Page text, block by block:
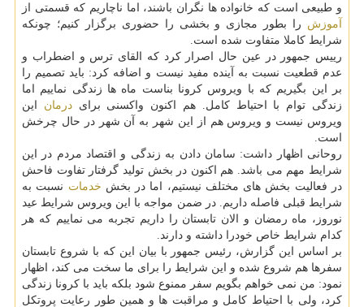
و طبیعی است که خانواده ها نگران باشند، اما ناچاریم که قسمتی از
آموزش را بطور مجازی و بخشی را حضوری برگزار کنیم؛ چونکه
شرایط کاملا متفاوت شده است.
رییس جمهور در عین حال اصرار کرد که القای ترس و اضطراب و
عدم قطعیت نسبت به آینده مفید نیست و اضافه کرد: باید تصمیم را
بر این بگیریم که با ویروس کرونا بناست ماه ها زندگی نماییم اما
زندگی توام با احتیاط کامل. هم اکنون واکسنی برایدرمان این
ویروس نیست و ویروس هم از این شهر به آن شهر در حال چرخش
است.
روحانی اظهار داشت: سامان دادن به زندگی و اقتصاد مردم در این
شرایط مهم می باشد. هم اکنون در بخش تولید گرفتار تفاوت فاحش
در فعالیت بخش های مختلف نیستیم، اما در بخش خدمات نسبت به
شرایط قبلی فاصله داریم. در ضمن مواجه با این ویروس شرایط عید
نوروز، ماه رمضان و الان تابستان را داریم تجربه می نماییم که هر
کدام شرایط خاص خودرا داشته و دارند.
بر اساس این گزارش، رئیس جمهور با بیان این که با شروع تابستان
سفرها هم شروع شده و این شرایط را برای ما سخت می کند، اظهار
نمود: من نمی خواهم بگویم سفر ممنوع شود بلکه باید با کرونا زندگی
کرد، ولی با احتیاط کامل و مراقبت ها و همین طور رعایت پروتکل